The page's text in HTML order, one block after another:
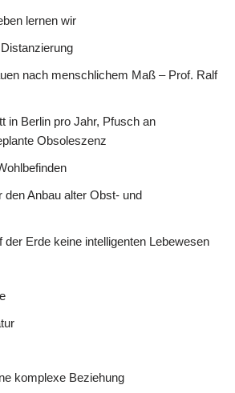
lernen wir
nach menschlichem Maß – Prof. Ralf
in Berlin pro Jahr, Pfusch an
Obsoleszenz
den Anbau alter Obst- und
der Erde keine intelligenten Lebewesen
komplexe Beziehung